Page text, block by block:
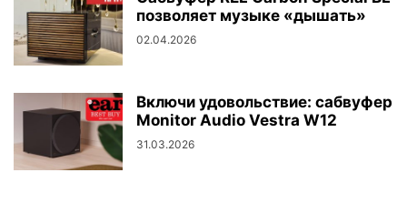
позволяет музыке «дышать»
02.04.2026
Включи удовольствие: сабвуфер
Monitor Audio Vestra W12
31.03.2026